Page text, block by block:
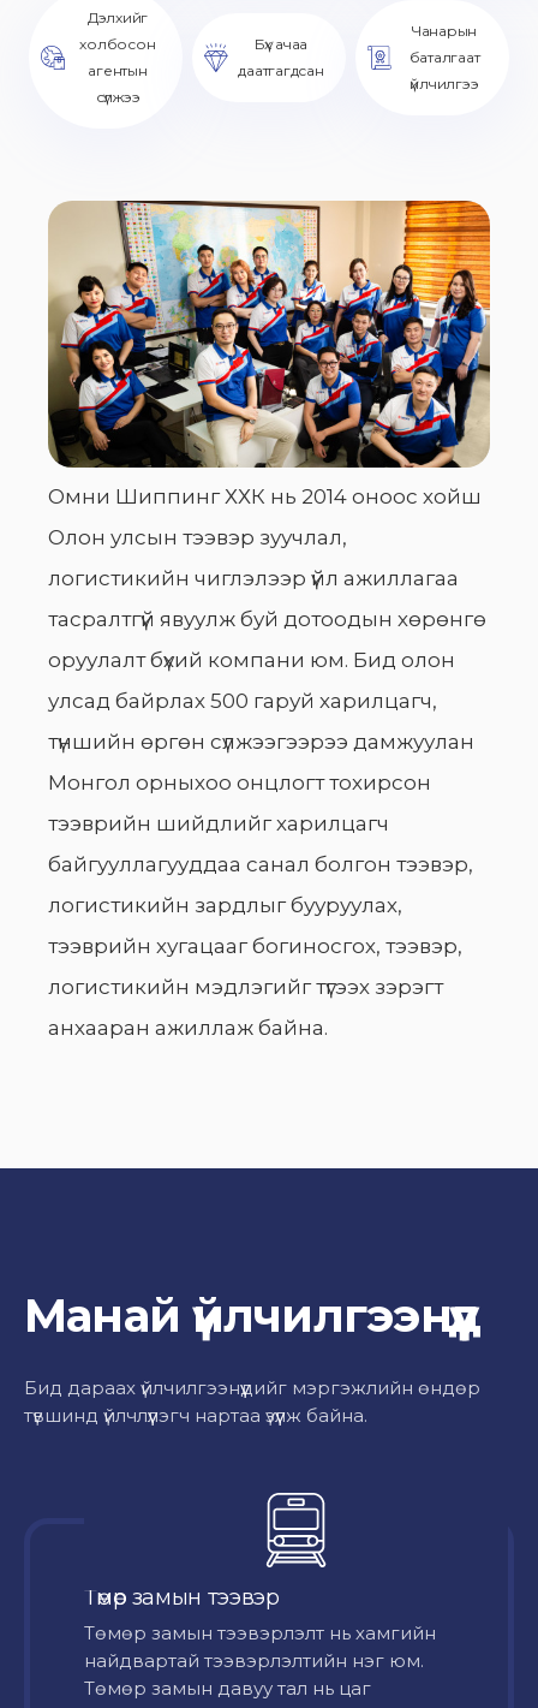
Дэлхийг
холбосон
агентын
сүлжээ
Бүх ачаа
даатгагдсан
Чанарын
баталгаат
үйлчилгээ
Омни Шиппинг ХХК нь 2014 оноос хойш
Олон улсын тээвэр зуучлал,
логистикийн чиглэлээр үйл ажиллагаа
тасралтгүй явуулж буй дотоодын хөрөнгө
оруулалт бүхий компани юм. Бид олон
улсад байрлах 500 гаруй харилцагч,
түншийн өргөн сүлжээгээрээ дамжуулан
Монгол орныхоо онцлогт тохирсон
тээврийн шийдлийг харилцагч
байгууллагууддаа санал болгон тээвэр,
логистикийн зардлыг бууруулах,
тээврийн хугацааг богиносгох, тээвэр,
логистикийн мэдлэгийг түгээх зэрэгт
анхааран ажиллаж байна.
Манай үйлчилгээнүүд
Бид дараах үйлчилгээнүүдийг мэргэжлийн өндөр
түвшинд үйлчлүүлэгч нартаа үзүүлж байна.
Төмөр замын тээвэр
Төмөр замын тээвэрлэлт нь хамгийн
найдвартай тээвэрлэлтийн нэг юм.
Төмөр замын давуу тал нь цаг